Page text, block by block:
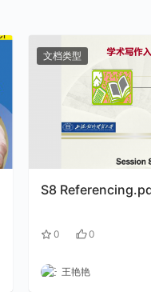
文档类型
S8
0 0
王艳艳